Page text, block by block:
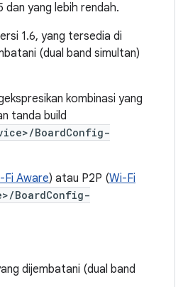
dan yang lebih rendah.
1.6, yang tersedia di
(dual band simultan)
kombinasi yang
tanda build
BoardConfig-
Fi Aware) atau P2P (Wi-Fi
BoardConfig-
dijembatani (dual band